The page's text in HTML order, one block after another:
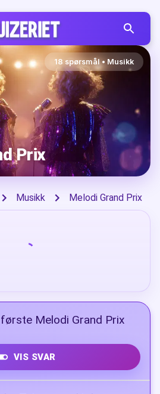
18 spørsmål• Musikk
Prix
Musikk Melodi Grand Prix
Melodi Grand Prix
VIS SVAR